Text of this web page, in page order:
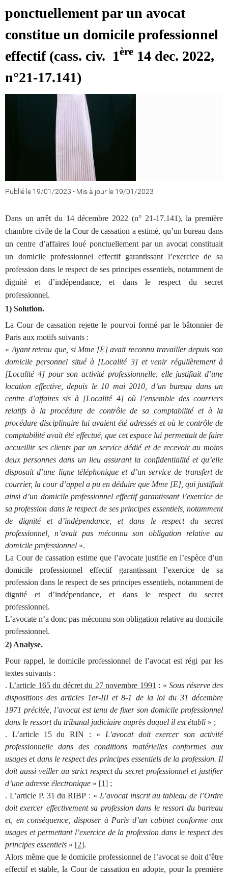
ponctuellement par un avocat
constitue un domicile professionnel
effectif (cass. civ. 1ère 14 dec. 2022,
n°21-17.141)
Publié le 19/01/2023 - Mis à jour le 19/01/2023
Dans un arrêt du 14 décembre 2022 (n° 21-17.141), la première
chambre civile de la Cour de cassation a estimé, qu’un bureau dans
un centre d’affaires loué ponctuellement par un avocat constituait
un domicile professionnel effectif garantissant l’exercice de sa
profession dans le respect de ses principes essentiels, notamment de
dignité et d’indépendance, et dans le respect du secret
professionnel.
1) Solution.
La Cour de cassation rejette le pourvoi formé par le bâtonnier de
Paris aux motifs suivants :
« Ayant retenu que, si Mme [E] avait reconnu travailler depuis son
domicile personnel situé à [Localité 3] et venir régulièrement à
[Localité 4] pour son activité professionnelle, elle justifiait d’une
location effective, depuis le 10 mai 2010, d’un bureau dans un
centre d’affaires sis à [Localité 4] où l’ensemble des courriers
relatifs à la procédure de contrôle de sa comptabilité et à la
procédure disciplinaire lui avaient été adressés et où le contrôle de
comptabilité avait été effectué, que cet espace lui permettait de faire
accueillir ses clients par un service dédié et de recevoir au moins
deux personnes dans un lieu assurant la confidentialité et qu’elle
disposait d’une ligne téléphonique et d’un service de transfert de
courrier, la cour d’appel a pu en déduire que Mme [E], qui justifiait
ainsi d’un domicile professionnel effectif garantissant l’exercice de
sa profession dans le respect de ses principes essentiels, notamment
de dignité et d’indépendance, et dans le respect du secret
professionnel, n’avait pas méconnu son obligation relative au
domicile professionnel ».
La Cour de cassation estime que l’avocate justifie en l’espèce d’un
domicile professionnel effectif garantissant l’exercice de sa
profession dans le respect de ses principes essentiels, notamment de
dignité et d’indépendance, et dans le respect du secret
professionnel.
L’avocate n’a donc pas méconnu son obligation relative au domicile
professionnel.
2) Analyse.
Pour rappel, le domicile professionnel de l’avocat est régi par les
textes suivants :
. L’article 165 du décret du 27 novembre 1991 : «Sous réserve des
dispositions des articles 1er-III et 8-1 de la loi du 31 décembre
1971 précitée, l’avocat est tenu de fixer son domicile professionnel
dans le ressort du tribunal judiciaire auprès duquel il est établi » ;
. L’article 15 du RIN : « L’avocat doit exercer son activité
professionnelle dans des conditions matérielles conformes aux
usages et dans le respect des principes essentiels de la profession. Il
doit aussi veiller au strict respect du secret professionnel et justifier
d’une adresse électronique » [1] ;
. L’article P. 31 du RIBP : « L’avocat inscrit au tableau de l’Ordre
doit exercer effectivement sa profession dans le ressort du barreau
et, en conséquence, disposer à Paris d’un cabinet conforme aux
usages et permettant l’exercice de la profession dans le respect des
principes essentiels » [2].
Alors même que le domicile professionnel de l’avocat se doit d’être
effectif et stable, la Cour de cassation en adopte, pour la première